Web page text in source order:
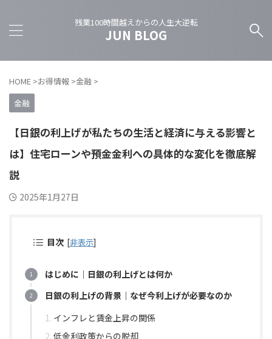
残業100時間越えからの人生大逆転
JUN BLOG
HOME >お得情報 >金融 >
金融
【日銀の利上げが私たちの生活と経済に与える影響と
は】住宅ローンや預金金利への具体的な変化を徹底解
説
2025年1月27日
目次 [非表示]
はじめに｜日銀の利上げとは何か
日銀の利上げの背景｜なぜ今利上げが必要なのか
インフレと賃金上昇の関係
低金利政策からの脱却